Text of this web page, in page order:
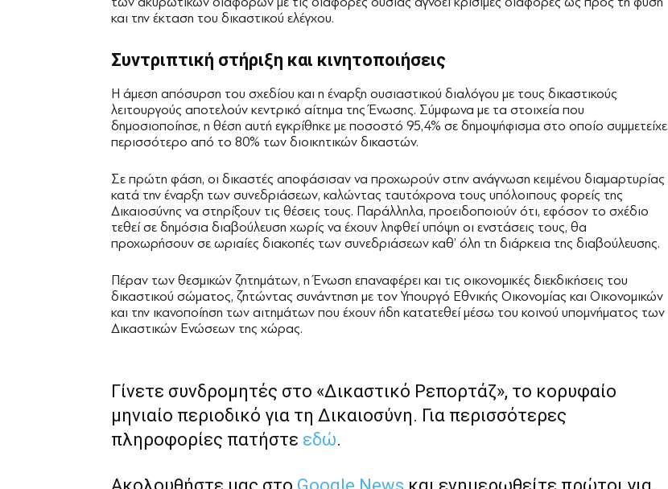
και την έκταση του δικαστικού ελέγχου.
Συντριπτική στήριξη και κινητοποιήσεις
Η άμεση απόσυρση του σχεδίου και η έναρξη ουσιαστικού διαλόγου με τους δικαστικούς
λειτουργούς αποτελούν κεντρικό αίτημα της Ένωσης. Σύμφωνα με τα στοιχεία που
δημοσιοποίησε, η θέση αυτή εγκρίθηκε με ποσοστό 95,4% σε δημοψήφισμα στο οποίο συμμετείχε
περισσότερο από το 80% των διοικητικών δικαστών.
Σε πρώτη φάση, οι δικαστές αποφάσισαν να προχωρούν στην ανάγνωση κειμένου διαμαρτυρίας
κατά την έναρξη των συνεδριάσεων, καλώντας ταυτόχρονα τους υπόλοιπους φορείς της
Δικαιοσύνης να στηρίξουν τις θέσεις τους. Παράλληλα, προειδοποιούν ότι, εφόσον το σχέδιο
τεθεί σε δημόσια διαβούλευση χωρίς να έχουν ληφθεί υπόψη οι ενστάσεις τους, θα
προχωρήσουν σε ωριαίες διακοπές των συνεδριάσεων καθ’ όλη τη διάρκεια της διαβούλευσης.
Πέραν των θεσμικών ζητημάτων, η Ένωση επαναφέρει και τις οικονομικές διεκδικήσεις του
δικαστικού σώματος, ζητώντας συνάντηση με τον Υπουργό Εθνικής Οικονομίας και Οικονομικών
και την ικανοποίηση των αιτημάτων που έχουν ήδη κατατεθεί μέσω του κοινού υπομνήματος των
Δικαστικών Ενώσεων της χώρας.
Γίνετε συνδρομητές στο «Δικαστικό Ρεπορτάζ», το κορυφαίο
μηνιαίο περιοδικό για τη Δικαιοσύνη. Για περισσότερες
πληροφορίες πατήστε εδώ.